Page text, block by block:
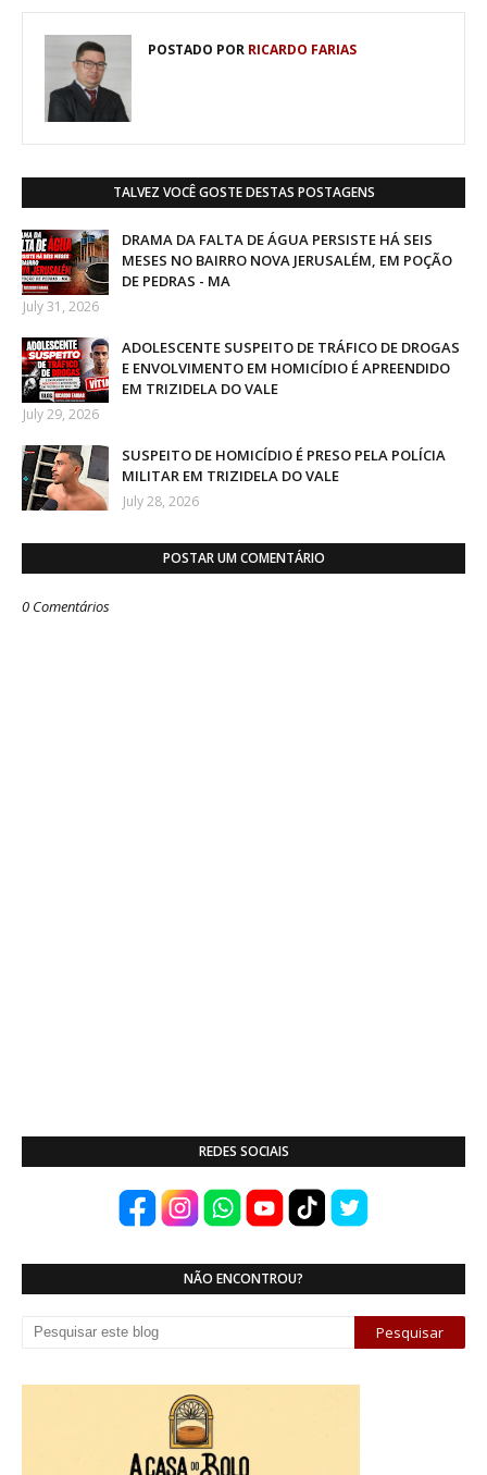
POSTADO POR RICARDO FARIAS
TALVEZ VOCÊ GOSTE DESTAS POSTAGENS
DRAMA DA FALTA DE ÁGUA PERSISTE HÁ SEIS
MESES NO BAIRRO NOVA JERUSALÉM, EM POÇÃO
DE PEDRAS - MA
July 31, 2026
ADOLESCENTE SUSPEITO DE TRÁFICO DE DROGAS
E ENVOLVIMENTO EM HOMICÍDIO É APREENDIDO
EM TRIZIDELA DO VALE
July 29, 2026
SUSPEITO DE HOMICÍDIO É PRESO PELA POLÍCIA
MILITAR EM TRIZIDELA DO VALE
July 28, 2026
POSTAR UM COMENTÁRIO
0 Comentários
REDES SOCIAIS
NÃO ENCONTROU?